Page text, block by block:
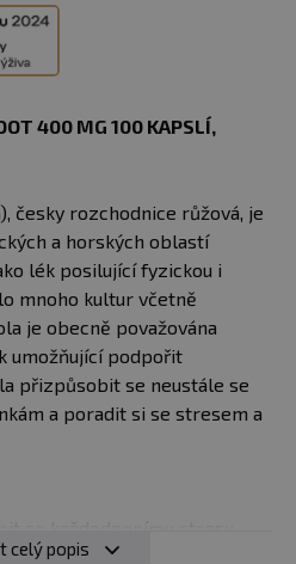
400 MG 100 KAPSLÍ,
česky rozchodnice růžová, je
a horských oblastí
lék posilující fyzickou i
mnoho kultur včetně
je obecně považována
umožňující podpořit
přizpůsobit se neustále se
a poradit si se stresem a
celý popis